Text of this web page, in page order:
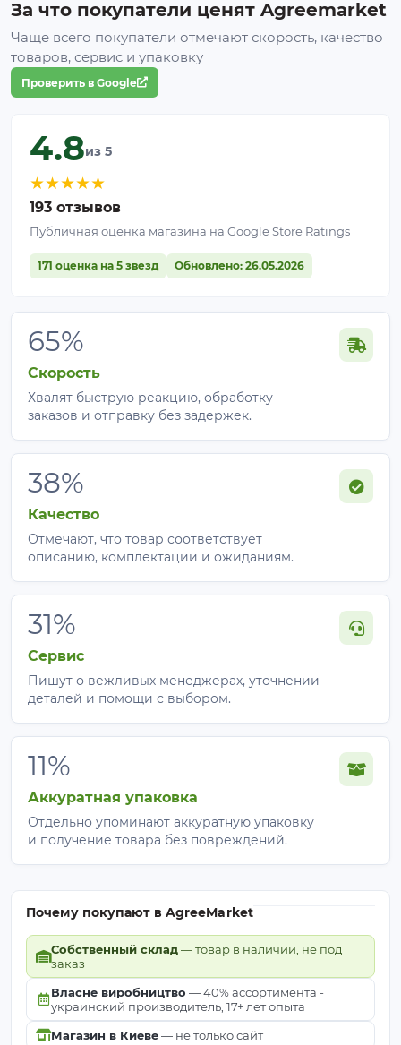
За что покупатели ценят Agreemarket
Чаще всего покупатели отмечают скорость, качество
товаров, сервис и упаковку
Проверить в Google
4.8из 5
★★★★★
193 отзывов
Публичная оценка магазина на Google Store Ratings
171 оценка на 5 звезд Обновлено: 26.05.2026
65%
Скорость
Хвалят быструю реакцию, обработку
заказов и отправку без задержек.
38%
Качество
Отмечают, что товар соответствует
описанию, комплектации и ожиданиям.
31%
Сервис
Пишут о вежливых менеджерах, уточнении
деталей и помощи с выбором.
11%
Аккуратная упаковка
Отдельно упоминают аккуратную упаковку
и получение товара без повреждений.
Почему покупают в AgreeMarket
Собственный склад— товар в наличии, не под
заказ
Власне виробництво — 40% ассортимента -
украинский производитель, 17+ лет опыта
Магазин в Киеве— не только сайт